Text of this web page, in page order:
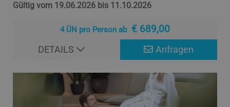
Gültig vom 19.06.2026 bis 11.10.2026
4 ÜN pro Person ab € 689,00
Anfragen
DETAILS